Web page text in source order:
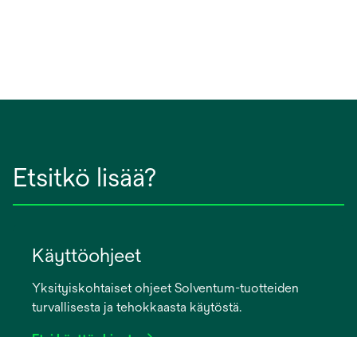
Etsitkö lisää?
Käyttöohjeet
Yksityiskohtaiset ohjeet Solventum-tuotteiden
turvallisesta ja tehokkaasta käytöstä.